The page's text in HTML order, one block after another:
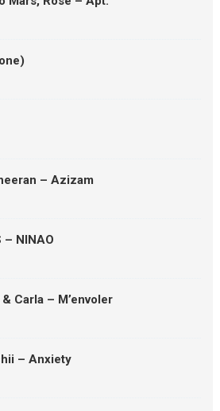
– Azizam
– NINAO
Carla – M’envoler
– Anxiety